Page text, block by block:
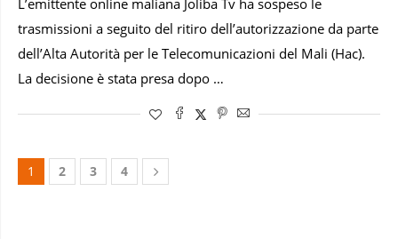
L’emittente online maliana Joliba Tv ha sospeso le
trasmissioni a seguito del ritiro dell’autorizzazione da parte
dell’Alta Autorità per le Telecomunicazioni del Mali (Hac).
La decisione è stata presa dopo …
1 2 3 4